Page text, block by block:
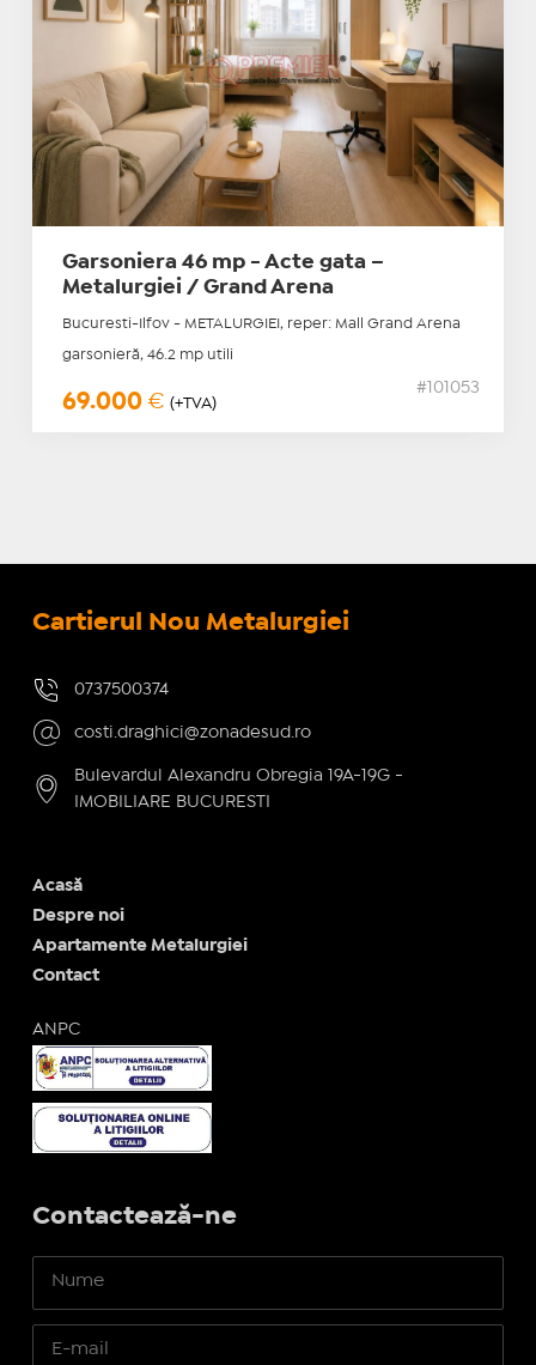
Garsoniera 46 mp - Acte gata –
Metalurgiei / Grand Arena
Bucuresti-Ilfov - METALURGIEI, reper: Mall Grand Arena
garsonieră, 46.2 mp utili
69.000 € (+TVA)
#101053
Cartierul Nou Metalurgiei
0737500374
costi.draghici@zonadesud.ro
Bulevardul Alexandru Obregia 19A-19G -
IMOBILIARE BUCURESTI
Acasă
Despre noi
Apartamente Metalurgiei
Contact
ANPC
Contactează-ne